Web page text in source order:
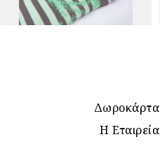
Δωροκάρτα
Η Εταιρεία